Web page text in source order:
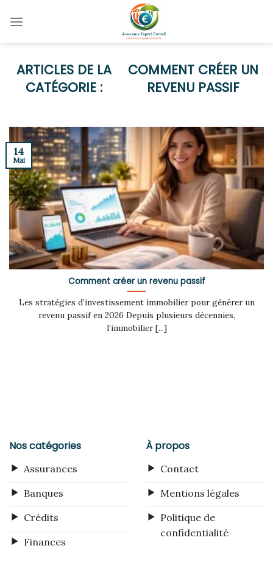
COMMENT CRÉER UN
REVENU PASSIF
Comment créer un revenu passif
Les stratégies d’investissement immobilier pour générer un
revenu passif en 2026 Depuis plusieurs décennies,
l’immobilier [...]
14
Mai
Nos catégories
Assurances
Banques
Crédits
Finances
À propos
Contact
Mentions légales
Politique de
confidentialité